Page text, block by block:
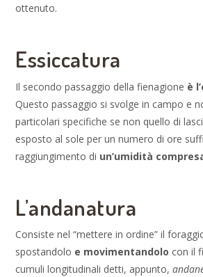
ottenuto.
Essiccatura
Il secondo passaggio della fienagione è
Questo passaggio si svolge in campo e
particolari specifiche se non quello di
esposto al sole per un numero di ore
raggiungimento di un’umidità
L’andanatura
Consiste nel “mettere in ordine” il
spostandolo e movimentandolo con il
cumuli longitudinali detti, appunto,